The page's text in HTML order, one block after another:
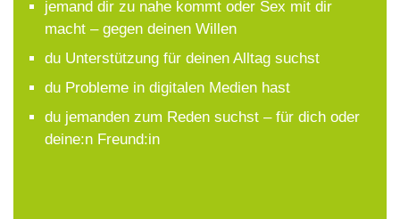
jemand dir zu nahe kommt oder Sex mit dir
macht – gegen deinen Willen
du Unterstützung für deinen Alltag suchst
du Probleme in digitalen Medien hast
du jemanden zum Reden suchst – für dich oder
deine:n Freund:in